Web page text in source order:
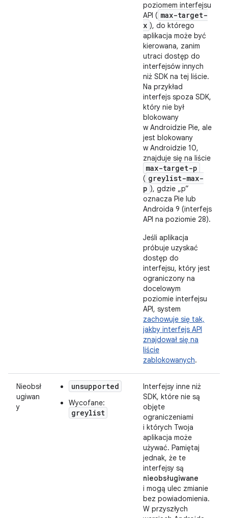
poziomem interfejsu
API ( max-target-
x ), do którego
aplikacja może być
kierowana, zanim
utraci dostęp do
interfejsów innych
niż SDK na tej liście.
Na przykład
interfejs spoza SDK,
który nie był
blokowany
w Androidzie Pie, ale
jest blokowany
w Androidzie 10,
znajduje się na liście
max-target-p
( greylist-max-
p ), gdzie „p”
oznacza Pie lub
Androida 9 (interfejs
API na poziomie 28).
Jeśli aplikacja
próbuje uzyskać
dostęp do
interfejsu, który jest
ograniczony na
docelowym
poziomie interfejsu
API, system
zachowuje się tak,
jakby interfejs API
znajdował się na
liście
zablokowanych.
Nieobsł
ugiwan
y
unsupported
Wycofane:
greylist
Interfejsy inne niż
SDK, które nie są
objęte
ograniczeniami
i których Twoja
aplikacja może
używać. Pamiętaj
jednak, że te
interfejsy są
nieobsługiwane
i mogą ulec zmianie
bez powiadomienia.
W przyszłych